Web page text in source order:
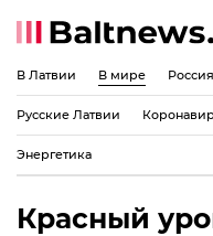
В Латвии В мире
Русские Латвии
Энергетика
Красный